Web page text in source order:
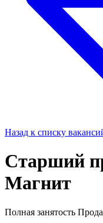
Назад к списку
Старший
Магнит
Полная занятость